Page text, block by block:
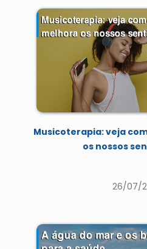
Musicoterapia: veja
os nossos
26/07/